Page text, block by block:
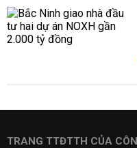
TRANG TTĐTTH CỦA